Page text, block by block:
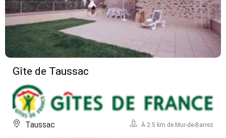
Gîte de Taussac
Taussac À 2.5 km de Mur-de-Barrez